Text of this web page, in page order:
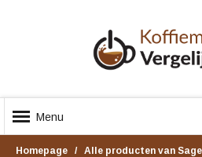
Menu
Homepage Alle producten van Sage